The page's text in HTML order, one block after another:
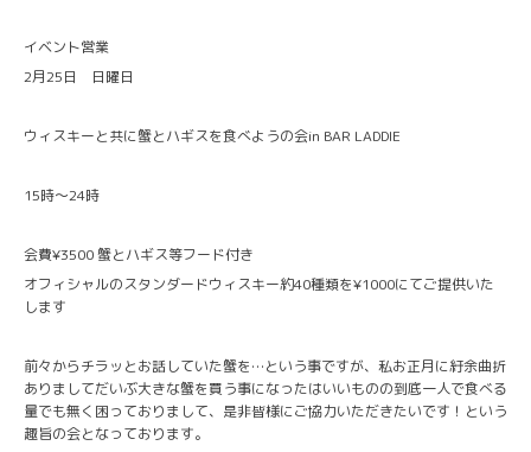
イベント営業
2月25日 日曜日
ウィスキーと共に蟹とハギスを食べようの会in BAR LADDIE
15時〜24時
会費¥3500 蟹とハギス等フード付き
オフィシャルのスタンダードウィスキー約40種類を¥1000にてご提供いた
します
前々からチラッとお話していた蟹を…という事ですが、私お正月に紆余曲折
ありましてだいぶ大きな蟹を買う事になったはいいものの到底一人で食べる
量でも無く困っておりまして、是非皆様にご協力いただきたいです！という
趣旨の会となっております。